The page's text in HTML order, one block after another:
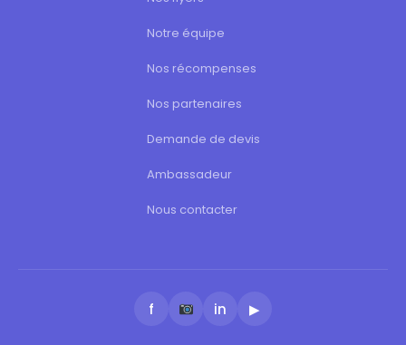
Notre équipe
Nos récompenses
Nos partenaires
Demande de devis
Ambassadeur
Nous contacter
f in ▶